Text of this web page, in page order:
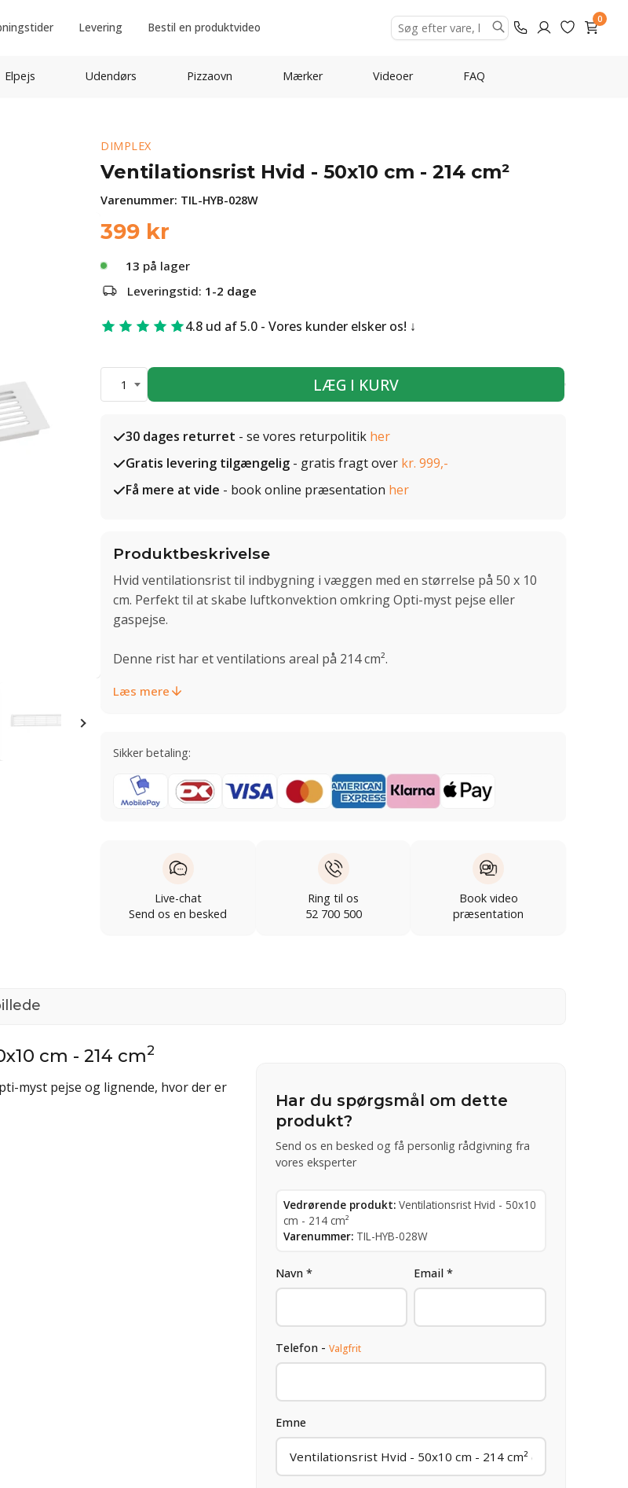
Levering Bestil en produktvideo
0
Elpejs Udendørs Pizzaovn Mærker Videoer FAQ
DIMPLEX
Ventilationsrist Hvid - 50x10 cm - 214 cm²
Varenummer: TIL-HYB-028W
399 kr
13 på lager
Leveringstid: 1-2 dage
4.8 ud af 5.0 - Vores kunder elsker os!
1 LÆG I KURV
30 dages returret - se vores returpolitik her
Gratis levering tilgængelig - gratis fragt over kr. 999,-
Få mere at vide - book online præsentation her
Produktbeskrivelse
Hvid ventilationsrist til indbygning i væggen med en størrelse på 50 x 10
cm. Perfekt til at skabe luftkonvektion omkring Opti-myst pejse eller
gaspejse.
Denne rist har et ventilations areal på 214 cm².
Læs mere
Sikker betaling:
Live-chat
Send os en besked
Ring til os
52 700 500
Book video
præsentation
cm - 214 cm2
myst pejse og lignende, hvor der er
Har du spørgsmål om dette
produkt?
Send os en besked og få personlig rådgivning fra
vores eksperter
Vedrørende produkt: Ventilationsrist Hvid - 50x10
cm - 214 cm²
Varenummer: TIL-HYB-028W
Navn * Email *
Telefon - Valgfrit
Emne